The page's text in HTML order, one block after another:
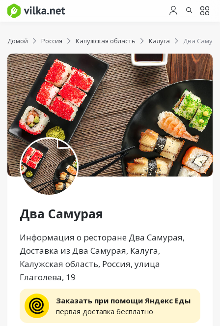
Домой Россия Калужская область Калуга Два
Два Самурая
Информация о ресторане Два Самурая,
Доставка из Два Самурая, Калуга,
Калужская область, Россия, улица
Глаголева, 19
Заказать при помощи Яндекс Еды
первая доставка бесплатно